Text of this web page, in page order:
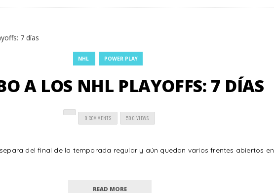
NHL POWER PLAY
A LOS NHL PLAYOFFS: 7 DÍAS
0 COMMENTS 500 VIEWS
del final de la temporada regular y aún quedan varios frentes abiertos en
READ MORE